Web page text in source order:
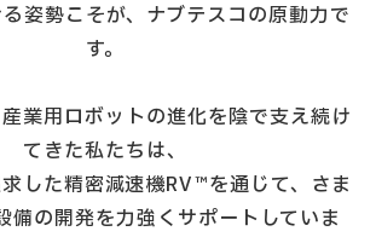
姿勢こそが、ナブテスコの原動力で
す。
業用ロボットの進化を陰で支え続け
てきた私たちは、
した精密減速機RV™を通じて、さま
備の開発を力強くサポートしていま